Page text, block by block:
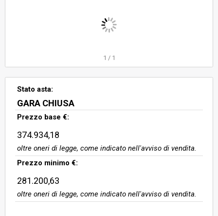
fabbricato; 7- Area urbana,
porzione della corte del fabbricato;
corte del fabbricato; 9- Terreno ag
1 / 1
Stato asta:
GARA CHIUSA
Prezzo base €:
374.934,18
oltre oneri di legge, come indicato nell'avviso di vendita.
Prezzo minimo €:
281.200,63
oltre oneri di legge, come indicato nell'avviso di vendita.